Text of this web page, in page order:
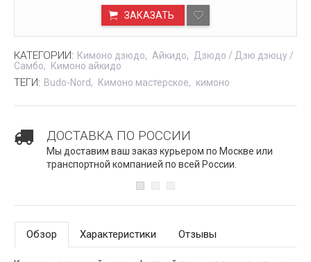
ЗАКАЗАТЬ
КАТЕГОРИИ: Кимоно дзюдо Айкидо
Дзюдо / Дзю дзюцу /
Самбо
Кимоно айкидо
ТЕГИ: Budo-Nord Кимоно мастерское кимоно
ДОСТАВКА ПО РОССИИ
Мы доставим ваш заказ курьером по Москве или
транспортной компанией по всей России.
Обзор Характеристики Отзывы